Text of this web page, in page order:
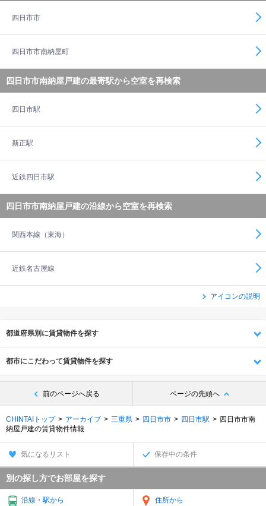
四日市市
四日市市南納屋町
四日市市南納屋戸建の最寄駅から空室を再検索
四日市駅
新正駅
近鉄四日市駅
四日市市南納屋戸建の沿線から空室を再検索
関西本線（東海）
近鉄名古屋線
アイコンの説明
都道府県別に賃貸物件を探す
都市にこだわって賃貸物件を探す
前のページへ戻る ページの先頭へ
CHINTAIトップ アーカイブ 三重県 四日市市 四日市駅
四日市市南
納屋戸建の賃貸物件情報
気になるリスト 保存中の条件
別の探し方でお部屋を探す
沿線・駅から 住所から